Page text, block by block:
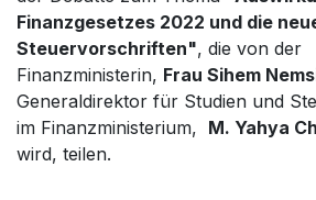
Finanzgesetzes 2022 und die
Steuervorschriften", die von der
Finanzministerin, Frau Sihem
Generaldirektor für Studien und
im Finanzministerium, M. Yahya
wird, teilen.